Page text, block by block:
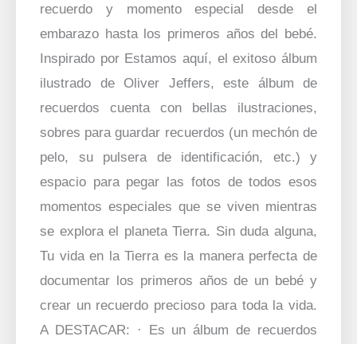
recuerdo y momento especial desde el
embarazo hasta los primeros años del bebé.
Inspirado por Estamos aquí, el exitoso álbum
ilustrado de Oliver Jeffers, este álbum de
recuerdos cuenta con bellas ilustraciones,
sobres para guardar recuerdos (un mechón de
pelo, su pulsera de identificación, etc.) y
espacio para pegar las fotos de todos esos
momentos especiales que se viven mientras
se explora el planeta Tierra. Sin duda alguna,
Tu vida en la Tierra es la manera perfecta de
documentar los primeros años de un bebé y
crear un recuerdo precioso para toda la vida.
A DESTACAR: · Es un álbum de recuerdos